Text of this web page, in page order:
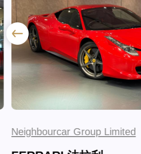
Neighbourcar Group Limited